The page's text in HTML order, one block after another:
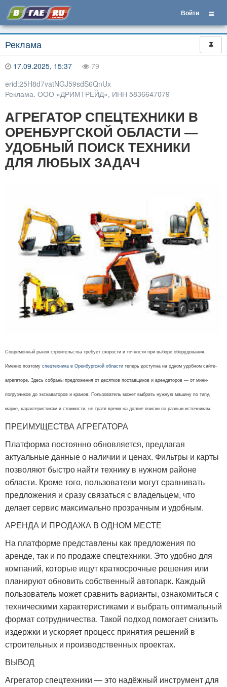
Войти
Реклама
17.09.2025, 15:37
79
erid:25H8d7vatNGJ59sdS6QnUx
Реклама. ООО «ДРИМТРЕЙД», ИНН 5836647079
АГРЕГАТОР СПЕЦТЕХНИКИ В
ОРЕНБУРГСКОЙ ОБЛАСТИ —
УДОБНЫЙ ПОИСК ТЕХНИКИ
ДЛЯ ЛЮБЫХ ЗАДАЧ
Современный рынок строительства требует скорости и точности при выборе оборудования.
Именно поэтому спецтехника в Оренбургской области теперь доступна на одном удобном сайте-
агрегаторе. Здесь собраны предложения от десятков поставщиков и арендаторов — от мини-
погрузчиков до экскаваторов и кранов. Пользователь может выбрать нужную машину по типу,
марке, характеристикам и стоимости, не тратя время на долгие поиски по разным источникам.
ПРЕИМУЩЕСТВА АГРЕГАТОРА
Платформа постоянно обновляется, предлагая
актуальные данные о наличии и ценах. Фильтры и карты
позволяют быстро найти технику в нужном районе
области. Кроме того, пользователи могут сравнивать
предложения и сразу связаться с владельцем, что
делает сервис максимально прозрачным и удобным.
АРЕНДА И ПРОДАЖА В ОДНОМ МЕСТЕ
На платформе представлены как предложения по
аренде, так и по продаже спецтехники. Это удобно для
компаний, которые ищут краткосрочные решения или
планируют обновить собственный автопарк. Каждый
пользователь может сравнить варианты, ознакомиться с
техническими характеристиками и выбрать оптимальный
формат сотрудничества. Такой подход помогает снизить
издержки и ускоряет процесс принятия решений в
строительных и производственных проектах.
ВЫВОД
Агрегатор спецтехники — это надёжный инструмент для